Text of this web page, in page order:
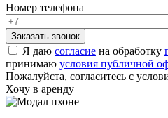
Номер телефона
Я даю согласие на обработку
принимаю условия публичной
Пожалуйста, согласитесь с
Хочу в аренду